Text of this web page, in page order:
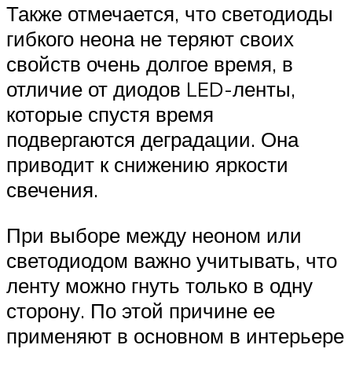
Также отмечается, что светодиоды
гибкого неона не теряют своих
свойств очень долгое время, в
отличие от диодов LED-ленты,
которые спустя время
подвергаются деградации. Она
приводит к снижению яркости
свечения.
При выборе между неоном или
светодиодом важно учитывать, что
ленту можно гнуть только в одну
сторону. По этой причине ее
применяют в основном в интерьере